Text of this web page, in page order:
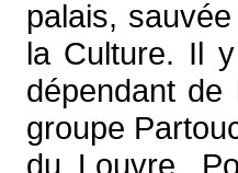
palais,
la Culture. Il
dépendant de
groupe
du Louvre.